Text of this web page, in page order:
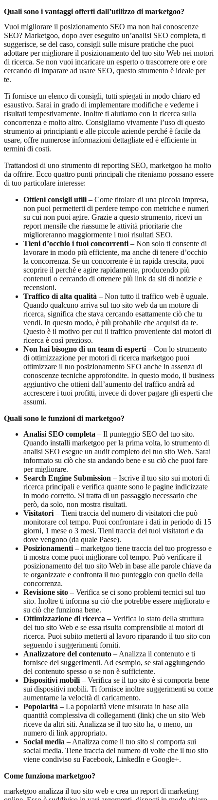
Quali sono i vantaggi offerti dall’utilizzo di marketgoo?
Vuoi migliorare il posizionamento SEO ma non hai conoscenze
SEO? Marketgoo, dopo aver eseguito un’analisi SEO completa, ti
suggerisce, se del caso, consigli sulle misure pratiche che puoi
adottare per migliorare il posizionamento del tuo sito Web nei motori
di ricerca. Se non vuoi incaricare un esperto o trascorrere ore e ore
cercando di imparare ad usare SEO, questo strumento è ideale per
te.
Ti fornisce un elenco di consigli, tutti spiegati in modo chiaro ed
esaustivo. Sarai in grado di implementare modifiche e vederne i
risultati tempestivamente. Inoltre ti aiutiamo con la ricerca sulla
concorrenza e molto altro. Consigliamo vivamente l’uso di questo
strumento ai principianti e alle piccole aziende perché è facile da
usare, offre numerose informazioni dettagliate ed è efficiente in
termini di costi.
Trattandosi di uno strumento di reporting SEO, marketgoo ha molto
da offrire. Ecco quattro punti principali che riteniamo possano essere
di tuo particolare interesse:
Ottieni consigli utili – Come titolare di una piccola impresa,
non puoi permetterti di perdere tempo con metriche e numeri
su cui non puoi agire. Grazie a questo strumento, ricevi un
report mensile che riassume le attività prioritarie che
miglioreranno maggiormente i tuoi risultati SEO.
Tieni d’occhio i tuoi concorrenti – Non solo ti consente di
lavorare in modo più efficiente, ma anche di tenere d’occhio
la concorrenza. Se un concorrente è in rapida crescita, puoi
scoprire il perché e agire rapidamente, producendo più
contenuti o cercando di ottenere più link da siti di notizie e
recensioni.
Traffico di alta qualità – Non tutto il traffico web è uguale.
Quando qualcuno arriva sul tuo sito web da un motore di
ricerca, significa che stava cercando esattamente ciò che tu
vendi. In questo modo, è più probabile che acquisti da te.
Questo è il motivo per cui il traffico proveniente dai motori di
ricerca è così prezioso.
Non hai bisogno di un team di esperti – Con lo strumento
di ottimizzazione per motori di ricerca marketgoo puoi
ottimizzare il tuo posizionamento SEO anche in assenza di
conoscenze tecniche approfondite. In questo modo, il business
aggiuntivo che ottieni dall’aumento del traffico andrà ad
accrescere i tuoi profitti, invece di dover pagare gli esperti che
assumi.
Quali sono le funzioni di marketgoo?
Analisi SEO completa – Il punteggio SEO del tuo sito.
Quando installi marketgoo per la prima volta, lo strumento di
analisi SEO esegue un audit completo del tuo sito Web. Sarai
informato su ciò che sta andando bene e su ciò che puoi fare
per migliorare.
Search Engine Submission – Iscrive il tuo sito sui motori di
ricerca principali e verifica quante sono le pagine indicizzate
in modo corretto. Si tratta di un passaggio necessario che
però, da solo, non mostra risultati.
Visitatori – Tieni traccia del numero di visitatori che può
monitorare col tempo. Puoi confrontare i dati in periodo di 15
giorni, 1 mese o 3 mesi. Tieni traccia dei tuoi visitatori e da
dove vengono (da quale Paese).
Posizionamenti – marketgoo tiene traccia del tuo progresso e
ti mostra come puoi migliorare col tempo. Può verificare il
posizionamento del tuo sito Web in base alle parole chiave da
te organizzate e confronta il tuo punteggio con quello della
concorrenza.
Revisione sito – Verifica se ci sono problemi tecnici sul tuo
sito. Inoltre ti informa su ciò che potrebbe essere migliorato e
su ciò che funziona bene.
Ottimizzazione di ricerca – Verifica lo stato della struttura
del tuo sito Web e se essa risulta comprensibile ai motori di
ricerca. Puoi subito metterti al lavoro riparando il tuo sito con
seguendo i suggerimenti forniti.
Analizzatore del contenuto – Analizza il contenuto e ti
fornisce dei suggerimenti. Ad esempio, se stai aggiungendo
del contenuto spesso o se non è sufficiente.
Dispositivi mobili – Verifica se il tuo sito è si comporta bene
sui dispositivi mobili. Ti fornisce inoltre suggerimenti su come
aumentarne la velocità di caricamento.
Popolarità – La popolarità viene misurata in base alla
quantità complessiva di collegamenti (link) che un sito Web
riceve da altri siti. Analizza se il tuo sito ha, o meno, un
numero di link appropriato.
Social media – Analizza come il tuo sito si comporta sui
social media. Tiene traccia del numero di volte che il tuo sito
viene condiviso su Facebook, LinkedIn e Google+.
Come funziona marketgoo?
marketgoo analizza il tuo sito web e crea un report di marketing